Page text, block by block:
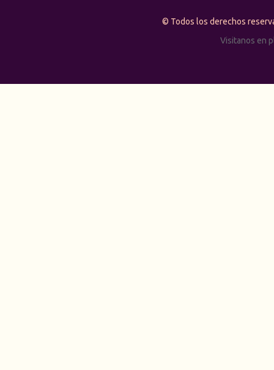
© Todos los derechos
Visitanos en